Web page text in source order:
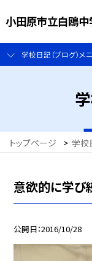
小田原市立白鴎中
学校日記（ブログ）メ
トップページ > 学校
意欲的に学び
公開日 2016/10/28